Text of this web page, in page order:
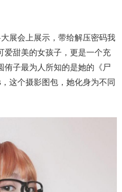
展会上展示，带给解压密码我
爱甜美的女孩子，更是一个充
侑子最为人所知的是她的《尸
这个摄影图包，她化身为不同